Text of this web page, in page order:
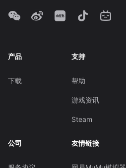
产品
下载
支持
帮助
游戏资讯
Steam
公司 友情链接